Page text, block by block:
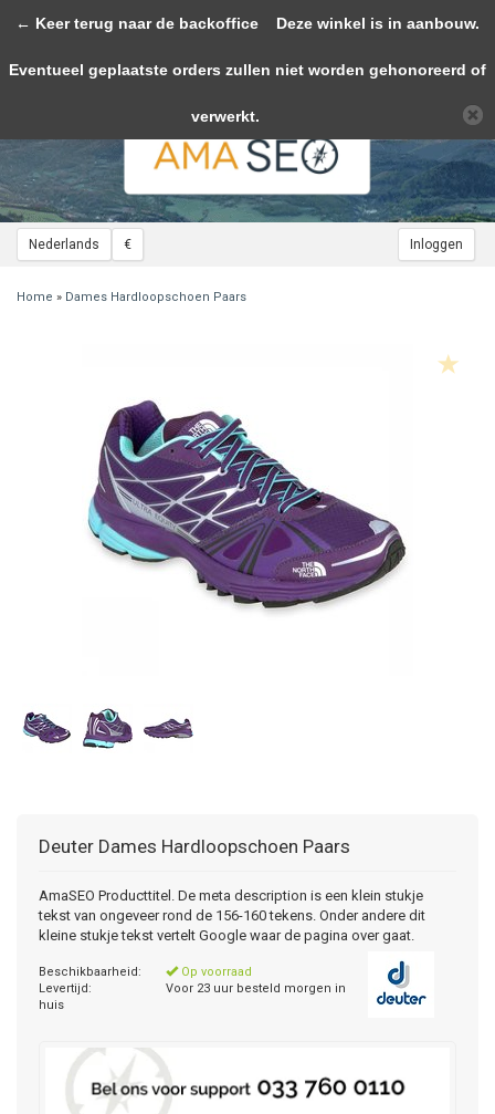
Nederlands € Inloggen
Toggle
Home » Dames Hardloopschoen Paars
Deuter Dames Hardloopschoen Paars
AmaSEO Producttitel. De meta description is een klein stukje
tekst van ongeveer rond de 156-160 tekens. Onder andere dit
kleine stukje tekst vertelt Google waar de pagina over gaat.
Beschikbaarheid:
Op voorraad
Levertijd:
Voor 23 uur besteld morgen in
huis
Wij slaan cookies op om onze website te verbeteren. Is dat akkoord?
Ja
← Keer terug naar de backoffice Deze winkel is in aanbouw.
Eventueel geplaatste orders zullen niet worden gehonoreerd of
verwerkt.